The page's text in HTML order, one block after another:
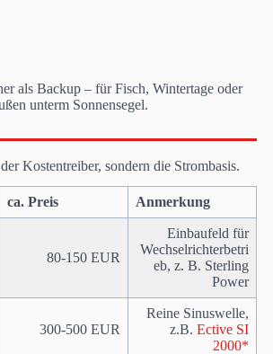
als Backup – für Fisch, Wintertage oder
unterm Sonnensegel.
Kostentreiber, sondern die Strombasis.
ca. Preis Anmerkung
80-150 EUR
Einbaufeld für
Wechselrichterbetri
eb, z. B. Sterling
Power
300-500 EUR
Reine Sinuswelle,
z.B. Ective SI
2000*